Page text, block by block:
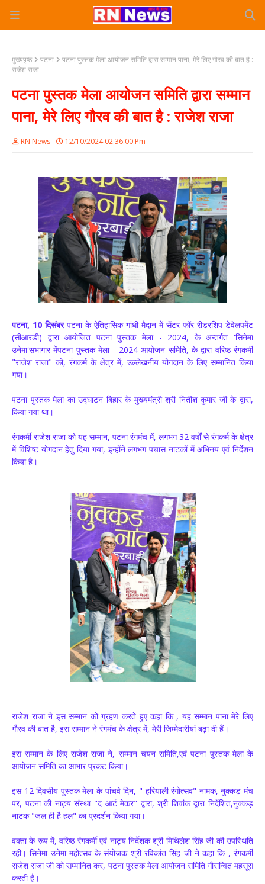
मुख्यपृष्ठ पटना
पटना पुस्तक मेला आयोजन समिति द्वारा सम्मान पाना, मेरे लिए गौरव की बात है :
राजेश राजा
पटना पुस्तक मेला आयोजन समिति द्वारा सम्मान
पाना, मेरे लिए गौरव की बात है : राजेश राजा
RN News 12/10/2024 02:36:00 Pm
पटना, 10 दिसंबरपटना के ऐतिहासिक गांधी मैदान में सेंटर फॉर रीडरशिप डेवेलपमेंट
(सीआरडी) द्वारा आयोजित पटना पुस्तक मेला - 2024, के अन्तर्गत 'सिनेमा
उनेमा'सभागार मेंपटना पुस्तक मेला - 2024 आयोजन समिति, के द्वारा वरिष्ठ रंगकर्मी
"राजेश राजा" को, रंगकर्म के क्षेत्र में, उल्लेखनीय योगदान के लिए सम्मानित किया
गया।
पटना पुस्तक मेला का उद्घाटन बिहार के मुख्यमंत्री श्री नितीश कुमार जी के द्वारा,
किया गया था।
रंगकर्मी राजेश राजा को यह सम्मान, पटना रंगमंच में, लगभग 32 वर्षों से रंगकर्म के क्षेत्र
में विशिष्ट योगदान हेतु दिया गया, इन्होंने लगभग पचास नाटकों में अभिनय एवं निर्देशन
किया है।
राजेश राजा ने इस सम्मान को ग्रहण करते हुए कहा कि , यह सम्मान पाना मेरे लिए
गौरव की बात है, इस सम्मान ने रंगमंच के क्षेत्र में, मेरी जिम्मेदारीयां बढ़ा दी हैं।
इस सम्मान के लिए राजेश राजा ने, सम्मान चयन समिति,एवं पटना पुस्तक मेला के
आयोजन समिति का आभार प्रकट किया।
इस 12 दिवसीय पुस्तक मेला के पांचवे दिन, " हरियाली रंगोत्सव" नामक, नुक्कड़ मंच
पर, पटना की नाट्य संस्था "द आर्ट मेकर" द्वारा, श्री शिवांक द्वारा निर्देशित,नुक्कड़
नाटक "जल ही है हल" का प्रदर्शन किया गया।
वक्ता के रूप में, वरिष्ठ रंगकर्मी एवं नाट्य निर्देशक श्री मिथिलेश सिंह जी की उपस्थिति
रही। सिनेमा उनेमा महोत्सव के संयोजक श्री रविकांत सिंह जी ने कहा कि , रंगकर्मी
राजेश राजा जी को सम्मानित कर, पटना पुस्तक मेला आयोजन समिति गौरान्वित महसूस
करती है।